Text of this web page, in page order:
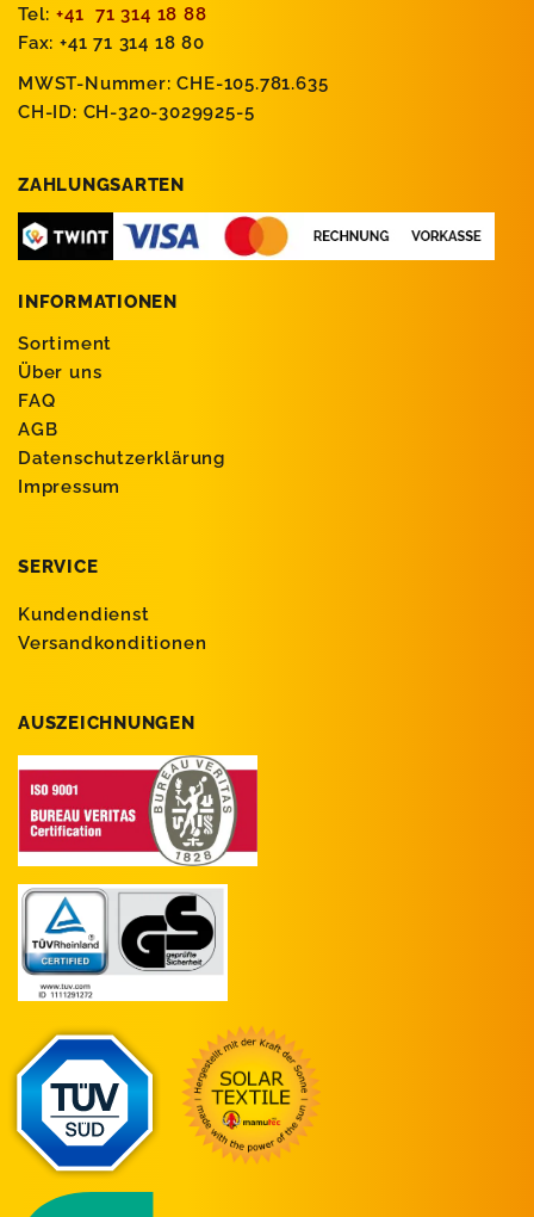
Tel: +41 71 314 18 88
Fax: +41 71 314 18 80
MWST-Nummer: CHE-105.781.635
CH-ID: CH-320-3029925-5
ZAHLUNGSARTEN
INFORMATIONEN
Sortiment
Über uns
FAQ
AGB
Datenschutzerklärung
Impressum
SERVICE
Kundendienst
Versandkonditionen
AUSZEICHNUNGEN